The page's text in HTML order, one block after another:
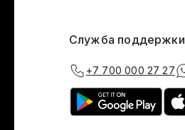
Служба поддержки
+7 700 000 27 27